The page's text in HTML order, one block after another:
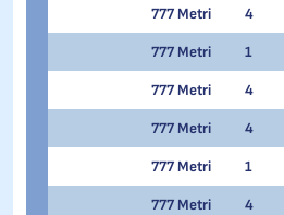
777 Metri 4
777 Metri 1
777 Metri 4
777 Metri 4
777 Metri 1
777 Metri 4